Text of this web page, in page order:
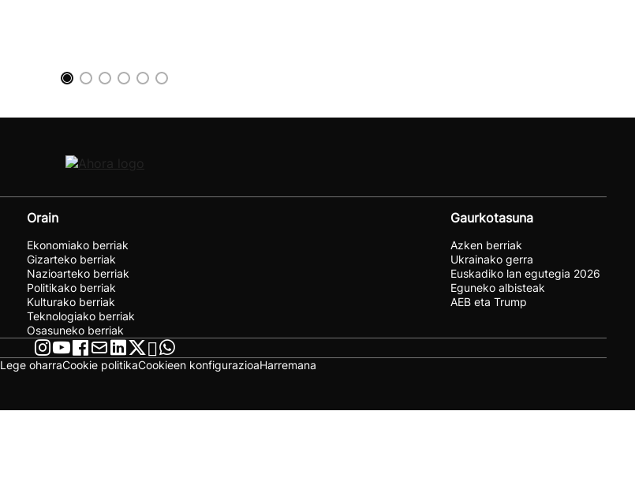
Orain
Ekonomiako berriak
Gizarteko berriak
Nazioarteko berriak
Politikako berriak
Kulturako berriak
Teknologiako berriak
Osasuneko berriak
Gaurkotasuna
Azken berriak
Ukrainako gerra
Euskadiko lan egutegia 2026
Eguneko albisteak
AEB eta Trump
Lege oharraCookie politikaCookieen konfigurazioaHarremana